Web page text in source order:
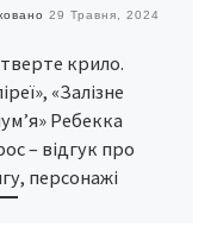
29 Травня, 2024
крило.
«Залізне
Ребекка
– відгук про
персонажі